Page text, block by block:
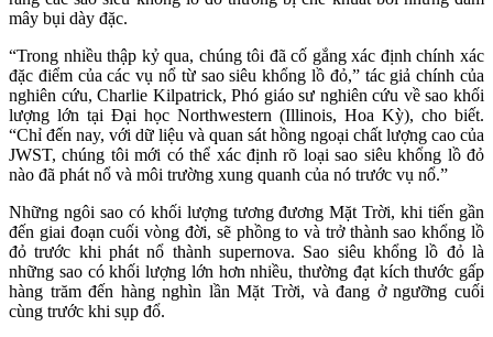
mây bụi dày đặc.
“Trong nhiều thập kỷ qua, chúng tôi đã cố gắng xác định chính xác
đặc điểm của các vụ nổ từ sao siêu khổng lồ đỏ,” tác giả chính của
nghiên cứu, Charlie Kilpatrick, Phó giáo sư nghiên cứu về sao khối
lượng lớn tại Đại học Northwestern (Illinois, Hoa Kỳ), cho biết.
“Chỉ đến nay, với dữ liệu và quan sát hồng ngoại chất lượng cao của
JWST, chúng tôi mới có thể xác định rõ loại sao siêu khổng lồ đỏ
nào đã phát nổ và môi trường xung quanh của nó trước vụ nổ.”
Những ngôi sao có khối lượng tương đương Mặt Trời, khi tiến gần
đến giai đoạn cuối vòng đời, sẽ phồng to và trở thành sao khổng lồ
đỏ trước khi phát nổ thành supernova. Sao siêu khổng lồ đỏ là
những sao có khối lượng lớn hơn nhiều, thường đạt kích thước gấp
hàng trăm đến hàng nghìn lần Mặt Trời, và đang ở ngưỡng cuối
cùng trước khi sụp đổ.